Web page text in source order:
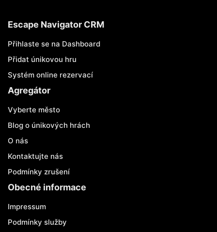
Escape Navigator CRM
Přihlaste se na Dashboard
Přidat únikovou hru
Systém online rezervací
Agregátor
Vyberte město
Blog o únikových hrách
O nás
Kontaktujte nás
Podmínky zrušení
Obecné informace
Impressum
Podmínky služby